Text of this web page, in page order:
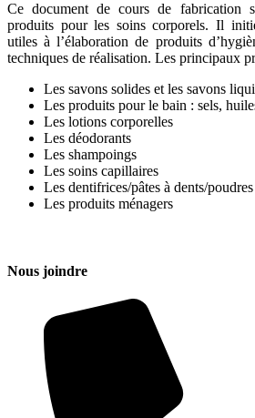
Ce document de cours de fabrication
produits pour les soins corporels. Il
utiles à l’élaboration de produits
techniques de réalisation. Les principaux
Les savons solides et les savons
Les produits pour le bain : sels,
Les lotions corporelles
Les déodorants
Les shampoings
Les soins capillaires
Les dentifrices/pâtes à dents/
Les produits ménagers
Nous joindre